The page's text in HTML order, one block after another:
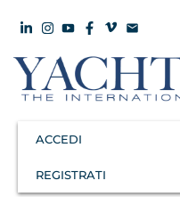
ACCEDI
REGISTRATI